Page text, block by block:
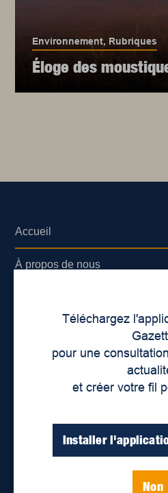
Environnement, Rubriques
Éloge des
Téléchargez
pour une
et créer votre fil
Installer
Non
Accueil
À propos de nous
Lieux de distribution